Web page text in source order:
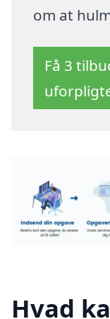
om at
Få 3
Hvad